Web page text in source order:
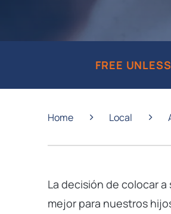
FREE
Home › Local ›
La decisión de colocar
mejor para nuestros